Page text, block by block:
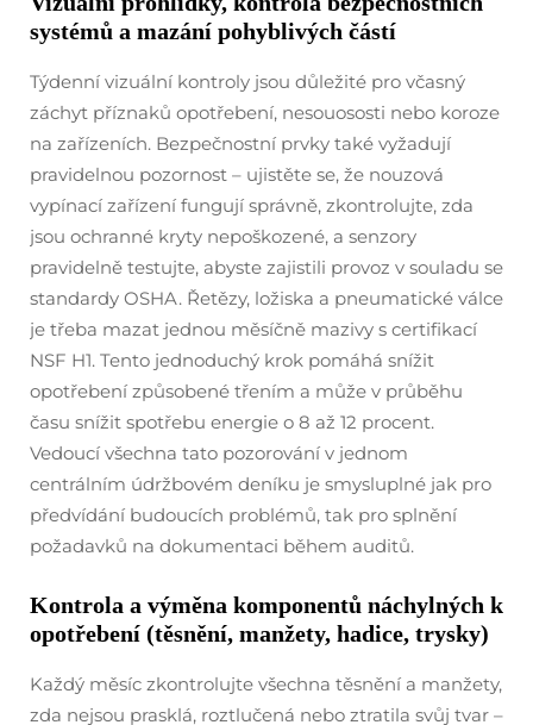
systémů a mazání pohyblivých částí
Týdenní vizuální kontroly jsou důležité pro včasný
záchyt příznaků opotřebení, nesouososti nebo koroze
na zařízeních. Bezpečnostní prvky také vyžadují
pravidelnou pozornost – ujistěte se, že nouzová
vypínací zařízení fungují správně, zkontrolujte, zda
jsou ochranné kryty nepoškozené, a senzory
pravidelně testujte, abyste zajistili provoz v souladu se
standardy OSHA. Řetězy, ložiska a pneumatické válce
je třeba mazat jednou měsíčně mazivy s certifikací
NSF H1. Tento jednoduchý krok pomáhá snížit
opotřebení způsobené třením a může v průběhu
času snížit spotřebu energie o 8 až 12 procent.
Vedoucí všechna tato pozorování v jednom
centrálním údržbovém deníku je smysluplné jak pro
předvídání budoucích problémů, tak pro splnění
požadavků na dokumentaci během auditů.
Kontrola a výměna komponentů náchylných k
opotřebení (těsnění, manžety, hadice, trysky)
Každý měsíc zkontrolujte všechna těsnění a manžety,
zda nejsou prasklá, roztlučená nebo ztratila svůj tvar –